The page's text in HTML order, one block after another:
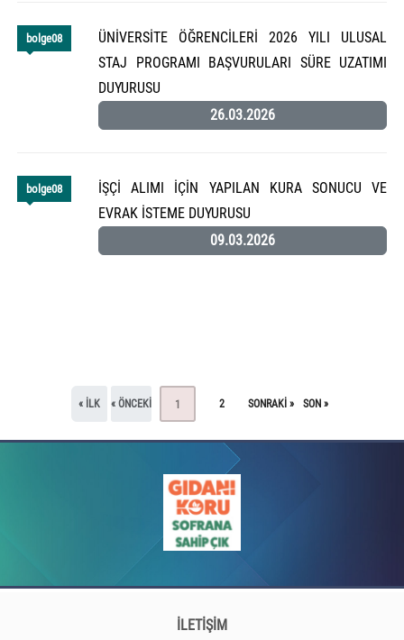
bolge08
ÜNİVERSİTE ÖĞRENCİLERİ 2026 YILI ULUSAL
STAJ PROGRAMI BAŞVURULARI SÜRE UZATIMI
DUYURUSU
26.03.2026
bolge08
İŞÇİ ALIMI İÇİN YAPILAN KURA SONUCU VE
EVRAK İSTEME DUYURUSU
09.03.2026
« ILK « ÖNCEKI 1 2 SONRAKI » SON »
İLETİŞİM